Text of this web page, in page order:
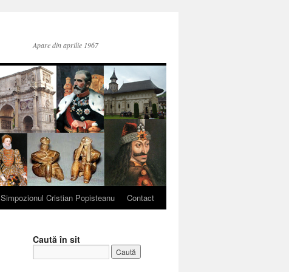
Apare din aprilie 1967
Simpozionul Cristian Popisteanu Contact
Caută în sit